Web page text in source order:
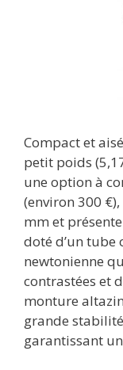
Compact et
petit poids
une option à
(environ 300
mm et
doté d’un tube
newtonienne
contrastées et
monture
grande
garantissant